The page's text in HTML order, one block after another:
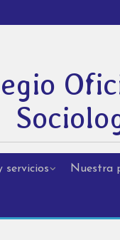
servicios Nuestra